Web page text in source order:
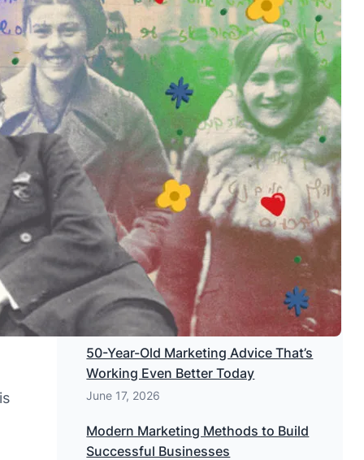
Author
Malik Merchant
Award-winning Marketer, Certified
Marketing Automation Pro
From The Blog
50-Year-Old Marketing Advice That’s
Working Even Better Today
June 17, 2026
Modern Marketing Methods to Build
Successful Businesses